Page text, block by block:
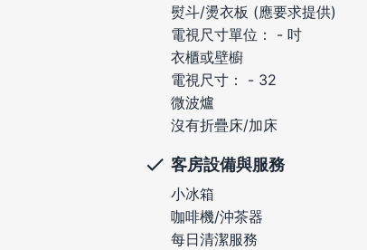
熨斗/燙衣板 (應要求提供)
電視尺寸單位： - 吋
衣櫃或壁櫥
電視尺寸： - 32
微波爐
沒有折疊床/加床
客房設備與服務
小冰箱
咖啡機/沖茶器
每日清潔服務